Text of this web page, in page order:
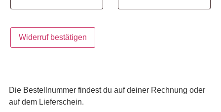
Widerruf bestätigen
Die Bestellnummer findest du auf deiner Rechnung oder
auf dem Lieferschein.